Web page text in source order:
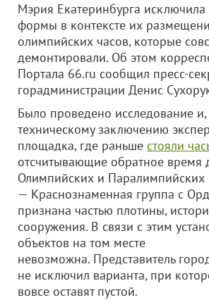
Мэрия Екатеринбурга
формы в контексте их
олимпийских часов, которые
демонтировали. Об этом
Портала 66.ru сообщил пресс-
горадминистрации Денис
Было проведено исследование и,
техническому заключению
площадка, где раньше стояли
отсчитывающие обратное время
Олимпийских и Паралимпийских
— Краснознаменная группа с
признана частью плотины,
сооружения. В связи с этим
объектов на том месте
невозможна. Представитель
не исключил варианта, при
вовсе оставят пустой.